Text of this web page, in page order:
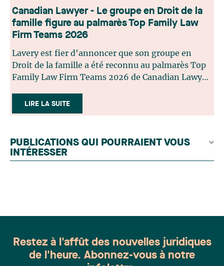
Canadian Lawyer - Le groupe en Droit de la
famille figure au palmarès Top Family Law
Firm Teams 2026
Lavery est fier d'annoncer que son groupe en
Droit de la famille a été reconnu au palmarès Top
Family Law Firm Teams 2026 de Canadian Lawyer.
sélection rigoureux, fondé sur des nominations
issues du lectorat, d'associations juridiques et de
par un jury indépendant composé de praticiens
chevronnés en droit de la famille provenant de
l'ensemble du Canada. Cette distinction
LIRE LA SUITE
PUBLICATIONS QUI POURRAIENT VOUS
INTÉRESSER
Restez à l'affût des nouvelles juridiques
de l'heure. Abonnez-vous à notre